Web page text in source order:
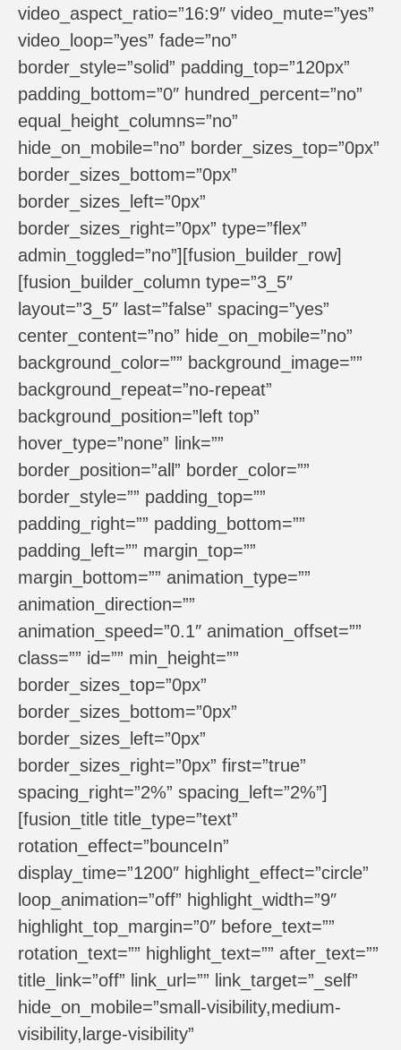
video_aspect_ratio=”16:9″ video_mute=”yes”
video_loop=”yes” fade=”no”
border_style=”solid” padding_top=”120px”
padding_bottom=”0″ hundred_percent=”no”
equal_height_columns=”no”
hide_on_mobile=”no” border_sizes_top=”0px”
border_sizes_bottom=”0px”
border_sizes_left=”0px”
border_sizes_right=”0px” type=”flex”
admin_toggled=”no”][fusion_builder_row]
[fusion_builder_column type=”3_5″
layout=”3_5″ last=”false” spacing=”yes”
center_content=”no” hide_on_mobile=”no”
background_color=”” background_image=””
background_repeat=”no-repeat”
background_position=”left top”
hover_type=”none” link=””
border_position=”all” border_color=””
border_style=”” padding_top=””
padding_right=”” padding_bottom=””
padding_left=”” margin_top=””
margin_bottom=”” animation_type=””
animation_direction=””
animation_speed=”0.1″ animation_offset=””
class=”” id=”” min_height=””
border_sizes_top=”0px”
border_sizes_bottom=”0px”
border_sizes_left=”0px”
border_sizes_right=”0px” first=”true”
spacing_right=”2%” spacing_left=”2%”]
[fusion_title title_type=”text”
rotation_effect=”bounceIn”
display_time=”1200″ highlight_effect=”circle”
loop_animation=”off” highlight_width=”9″
highlight_top_margin=”0″ before_text=””
rotation_text=”” highlight_text=”” after_text=””
title_link=”off” link_url=”” link_target=”_self”
hide_on_mobile=”small-visibility,medium-
visibility,large-visibility”